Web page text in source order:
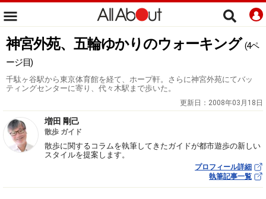
神宮外苑、五輪ゆかりのウォーキング (4ペ
ージ目)
千駄ヶ谷駅から東京体育館を経て、ホープ軒。さらに神宮外苑にてバッ
ティングセンターに寄り、代々木駅まで歩いた。
更新日： 2008年03月18日
増田 剛己
散歩 ガイド
散歩に関するコラムを執筆してきたガイドが都市遊歩の新しい
スタイルを提案します。
プロフィール詳細
執筆記事一覧